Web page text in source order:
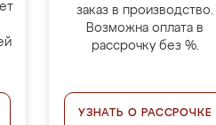
заказ в производство.
Возможна оплата в
рассрочку без %.
УЗНАТЬ О РАССРОЧКЕ